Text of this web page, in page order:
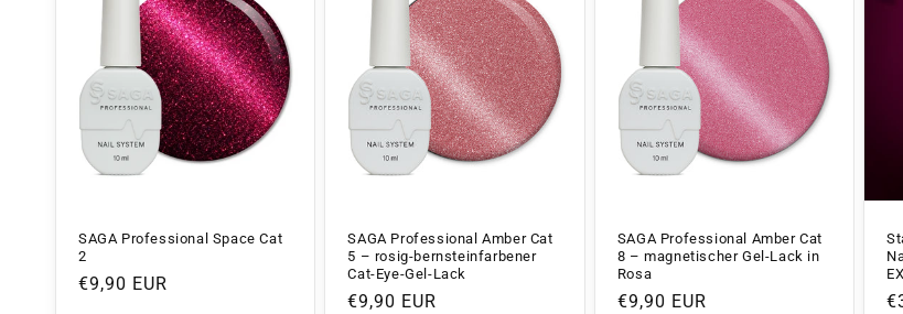
SAGA Professional Space Cat
2
Normaler
€9,90 EUR
SAGA Professional Amber Cat
5 – rosig-bernsteinfarbener
Cat-Eye-Gel-Lack
Normaler
€9,90 EUR
SAGA Professional Amber Cat
8 – magnetischer Gel-Lack in
Rosa
Normaler
€9,90 EUR